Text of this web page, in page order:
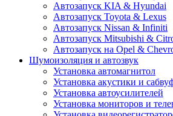
Автозапуск KIA & Hyundai
Автозапуск Toyota & Lexus
Автозапуск Nissan & Infiniti
Автозапуск Mitsubishi &
Автозапуск на Opel &
Шумоизоляция и автозвук
Установка автомагнитол
Установка акустики и
Установка автоусилителей
Установка мониторов и